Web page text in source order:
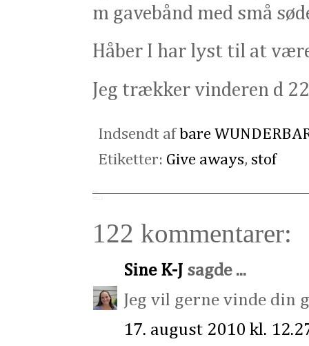
m gavebånd med små
Håber I har lyst til at
Jeg trækker vinderen d
Indsendt afbare
Etiketter: Give aways, stof
122 kommentarer:
Sine K-J sagde ...
Jeg vil gerne vinde din
17. august 2010 kl.